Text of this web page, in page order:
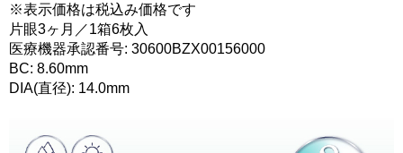
※表示価格は税込み価格です
片眼3ヶ月／1箱6枚入
医療機器承認番号: 30600BZX00156000
BC: 8.60mm
DIA(直径): 14.0mm